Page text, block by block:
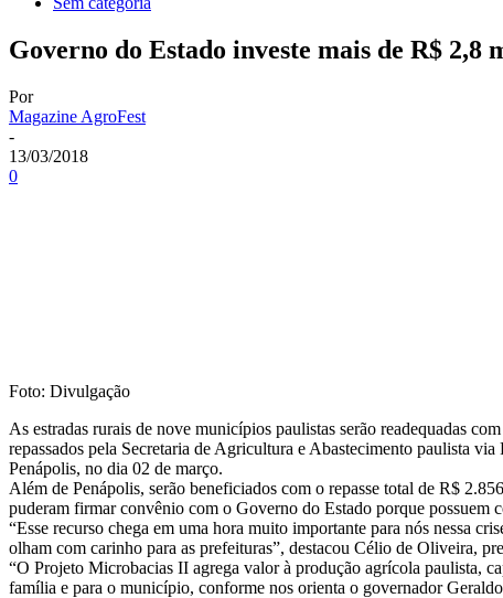
Governo do Estado investe mais de R$
Por
Magazine AgroFest
-
13/03/2018
0
Foto: Divulgação
As estradas rurais de nove municípios paulistas serão readequadas
repassados pela Secretaria de Agricultura e Abastecimento paulista
Penápolis, no dia 02 de março.
Além de Penápolis, serão beneficiados com o repasse total de R$
puderam firmar convênio com o Governo do Estado porque possuem
“Esse recurso chega em uma hora muito importante para nós nessa
olham com carinho para as prefeituras”, destacou Célio de Oliveira,
“O Projeto Microbacias II agrega valor à produção agrícola paulista,
família e para o município, conforme nos orienta o governador